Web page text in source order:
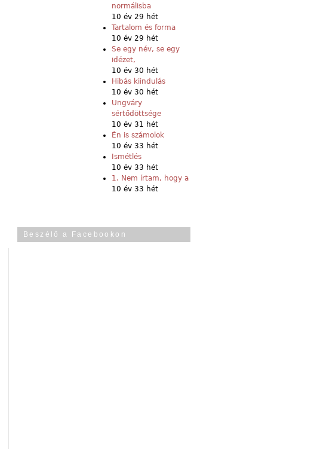
normálisba
10 év 29 hét
Tartalom és forma
10 év 29 hét
Se egy név, se egy
idézet,
10 év 30 hét
Hibás kiindulás
10 év 30 hét
Ungváry
sértődöttsége
10 év 31 hét
Én is számolok
10 év 33 hét
Ismétlés
10 év 33 hét
1. Nem írtam, hogy a
10 év 33 hét
Beszélő a Facebookon